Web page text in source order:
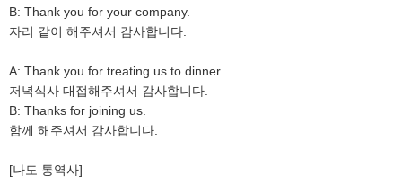
B: Thank you for your company.
자리 같이 해주셔서 감사합니다.
A: Thank you for treating us to dinner.
저녁식사 대접해주셔서 감사합니다.
B: Thanks for joining us.
함께 해주셔서 감사합니다.
[나도 통역사]